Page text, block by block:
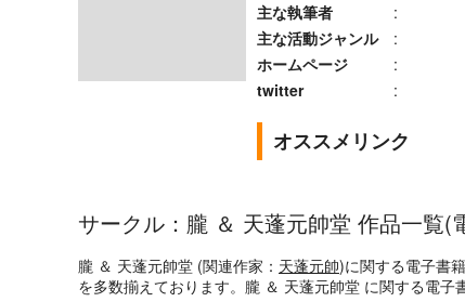
主な執筆者
:
主な活動ジャンル
:
ホームページ
:
twitter
:
オススメリンク
サークル：朧 ＆ 天蓬元帥堂 作品一覧(
朧 ＆ 天蓬元帥堂 (関連作家： 天蓬元帥)に関する電子書
を多数揃えております。朧 ＆ 天蓬元帥堂 に関する電子